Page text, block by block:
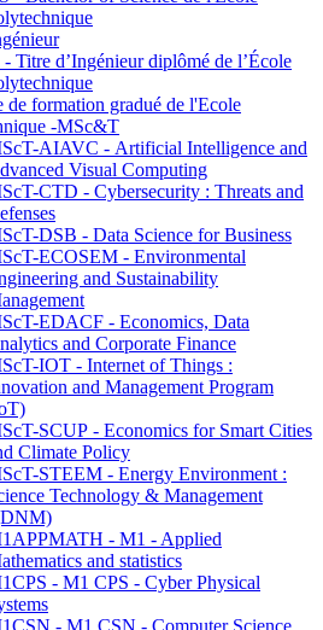
Titre d’Ingénieur diplômé de l’École
de formation gradué de l'Ecole
-MSc&T
AIAVC - Artificial Intelligence and
Visual Computing
CTD - Cybersecurity : Threats and
DSB - Data Science for Business
ECOSEM - Environmental
and Sustainability
EDACF - Economics, Data
and Corporate Finance
IOT - Internet of Things :
and Management Program
SCUP - Economics for Smart Cities
Climate Policy
STEEM - Energy Environment :
Technology & Management
- M1 - Applied
and statistics
- M1 CPS - Cyber Physical
- M1 CSN - Computer Science